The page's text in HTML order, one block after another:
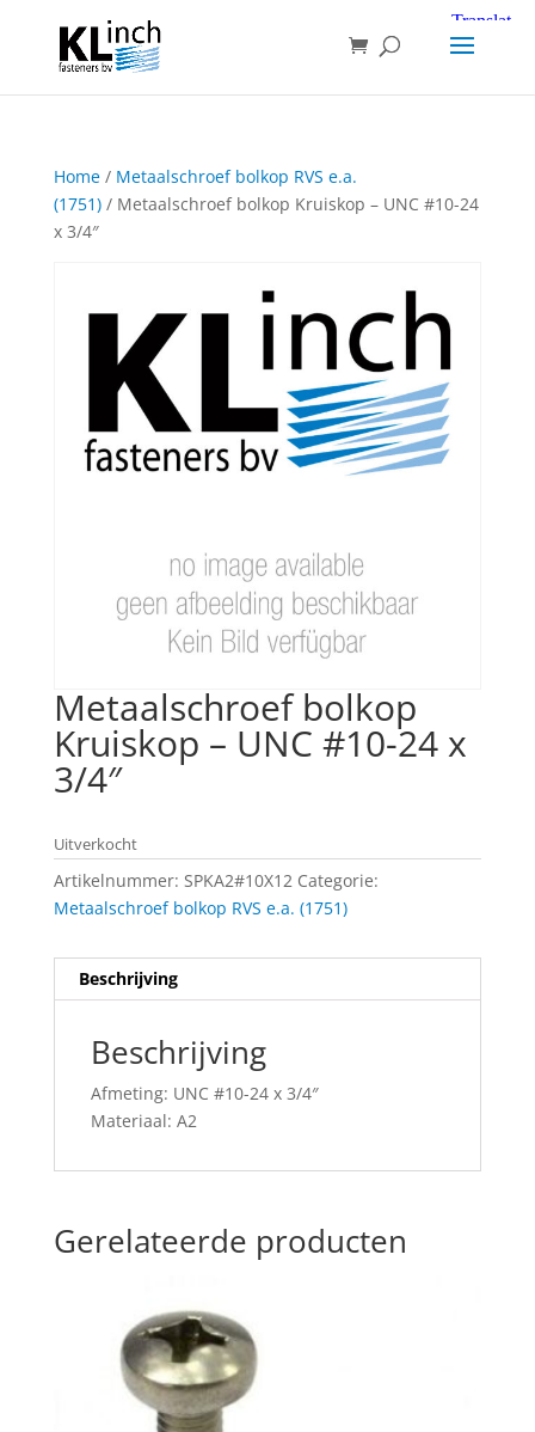
Home/ Metaalschroef bolkop RVS e.a.
(1751)/ Metaalschroef bolkop Kruiskop – UNC #10-24
x 3/4″
Metaalschroef bolkop
Kruiskop – UNC #10-24 x
3/4″
Uitverkocht
Artikelnummer: SPKA2#10X12 Categorie:
Metaalschroef bolkop RVS e.a. (1751)
Beschrijving
Beschrijving
Afmeting: UNC #10-24 x 3/4″
Materiaal: A2
Gerelateerde producten